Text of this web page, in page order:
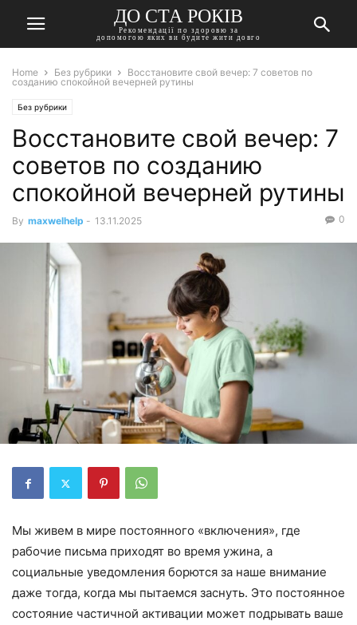
ДО СТА РОКІВ
Рекомендації по здоровю за
допомогою яких ви будите жити довго
Home Без рубрики
Восстановите свой вечер: 7 советов по
созданию спокойной вечерней рутины
Без рубрики
Восстановите свой вечер: 7
советов по созданию
спокойной вечерней рутины
By maxwelhelp - 13.11.2025 0
Мы живем в мире постоянного «включения», где
рабочие письма приходят во время ужина, а
социальные уведомления борются за наше внимание
даже тогда, когда мы пытаемся заснуть. Это постоянное
состояние частичной активации может подрывать ваше